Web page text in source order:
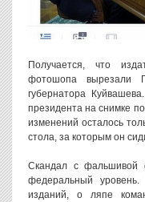
Получается, что
фотошопа вырезали
губернатора
президента на снимке
изменений осталось
стола, за которым он
Скандал с фальшивой
федеральный
изданий, о ляпе